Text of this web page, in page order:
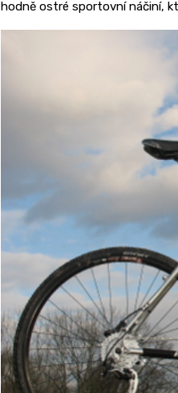
hodně ostré sportovní náčiní,